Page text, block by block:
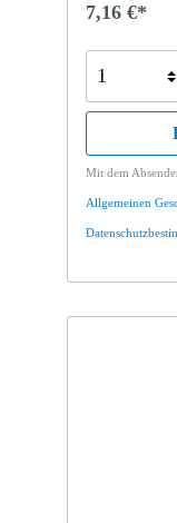
7,16 €*
Mit dem
Allgemeinen